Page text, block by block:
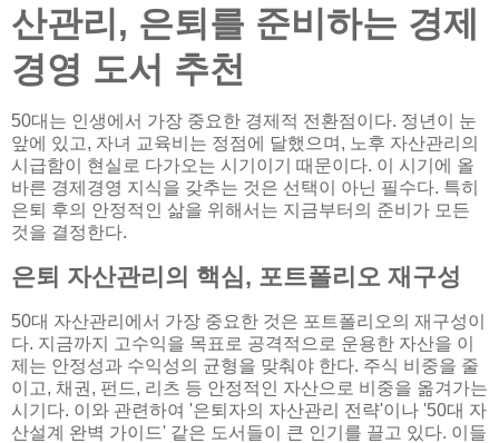
산관리, 은퇴를 준비하는 경제
경영 도서 추천
50대는 인생에서 가장 중요한 경제적 전환점이다. 정년이 눈
앞에 있고, 자녀 교육비는 정점에 달했으며, 노후 자산관리의
시급함이 현실로 다가오는 시기이기 때문이다. 이 시기에 올
바른 경제경영 지식을 갖추는 것은 선택이 아닌 필수다. 특히
은퇴 후의 안정적인 삶을 위해서는 지금부터의 준비가 모든
것을 결정한다.
은퇴 자산관리의 핵심, 포트폴리오 재구성
50대 자산관리에서 가장 중요한 것은 포트폴리오의 재구성이
다. 지금까지 고수익을 목표로 공격적으로 운용한 자산을 이
제는 안정성과 수익성의 균형을 맞춰야 한다. 주식 비중을 줄
이고, 채권, 펀드, 리츠 등 안정적인 자산으로 비중을 옮겨가는
시기다. 이와 관련하여 '은퇴자의 자산관리 전략'이나 '50대 자
산설계 완벽 가이드' 같은 도서들이 큰 인기를 끌고 있다. 이들